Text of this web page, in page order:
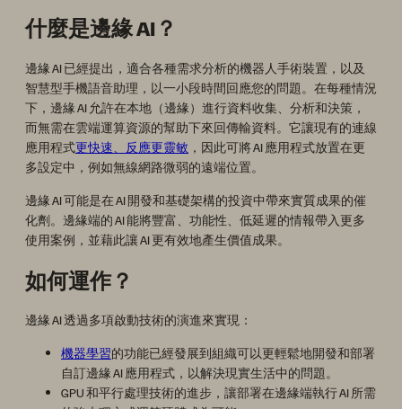
什麼是邊緣 AI？
邊緣 AI 已經提出，適合各種需求分析的機器人手術裝置，以及
智慧型手機語音助理，以一小段時間回應您的問題。在每種情況
下，邊緣 AI 允許在本地（邊緣）進行資料收集、分析和決策，
而無需在雲端運算資源的幫助下來回傳輸資料。它讓現有的連線
應用程式更快速、反應更靈敏 ，因此可將 AI 應用程式放置在更
多設定中，例如無線網路微弱的遠端位置。
邊緣 AI 可能是在 AI 開發和基礎架構的投資中帶來實質成果的催
化劑。邊緣端的 AI 能將豐富、功能性、低延遲的情報帶入更多
使用案例，並藉此讓 AI 更有效地產生價值成果。
如何運作？
邊緣 AI 透過多項啟動技術的演進來實現：
機器學習的功能已經發展到組織可以更輕鬆地開發和部署
自訂邊緣 AI 應用程式，以解決現實生活中的問題。
GPU 和平行處理技術的進步，讓部署在邊緣端執行 AI 所需